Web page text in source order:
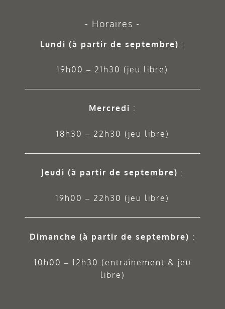
Horaires
Lundi (à partir de septembre) :
19h00 – 21h30 (jeu libre)
Mercredi :
18h30 – 22h30 (jeu libre)
Jeudi (à partir de septembre) :
19h00 – 22h30 (jeu libre)
Dimanche (à partir de septembre) :
10h00 – 12h30 (entraînement & jeu
libre)